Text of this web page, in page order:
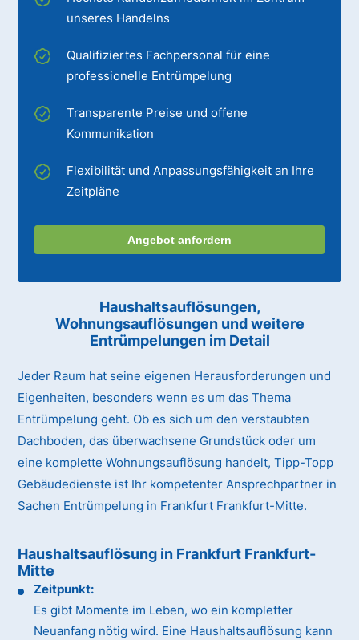
unseres Handelns
Qualifiziertes Fachpersonal für eine
professionelle Entrümpelung
Transparente Preise und offene
Kommunikation
Flexibilität und Anpassungsfähigkeit an Ihre
Zeitpläne
Angebot anfordern
Haushaltsauflösungen,
Wohnungsauflösungen und weitere
Entrümpelungen im Detail
Jeder Raum hat seine eigenen Herausforderungen und
Eigenheiten, besonders wenn es um das Thema
Entrümpelung geht. Ob es sich um den verstaubten
Dachboden, das überwachsene Grundstück oder um
eine komplette Wohnungsauflösung handelt, Tipp-Topp
Gebäudedienste ist Ihr kompetenter Ansprechpartner in
Sachen Entrümpelung in Frankfurt Frankfurt-Mitte.
Haushaltsauflösung in Frankfurt Frankfurt-
Mitte
Zeitpunkt:
Es gibt Momente im Leben, wo ein kompletter
Neuanfang nötig wird. Eine Haushaltsauflösung kann